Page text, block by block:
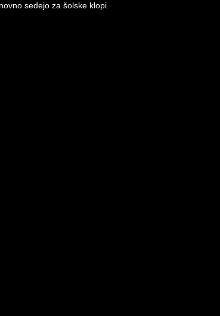
sedejo za šolske klopi.